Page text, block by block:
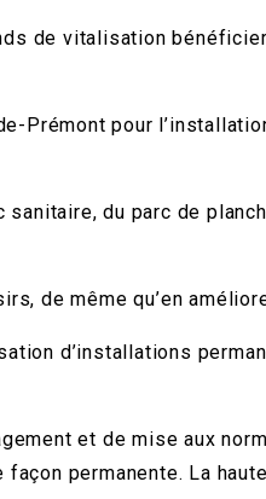
de vitalisation
Prémont pour
du parc de
de même qu’en
d’installations
et de mise aux
permanente. La